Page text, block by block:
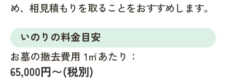
め、相見積もりを取ることをおすすめします。
いのりの料金目安
お墓の撤去費用 1㎡あたり：
65,000円〜(税別)